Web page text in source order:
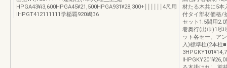
HPGA43¥i3,600HPGA45¥21,500HPGA931¥28,300+￨￨￨￨￨￨4尺用
IHPGT412111111学楯覇920嶋β6
材たる木共に5
付タイ部材価格/
セット1.5間用
巷奥行(出巾)1尽i
ット各セー、ア
入)標準柱(2本柱